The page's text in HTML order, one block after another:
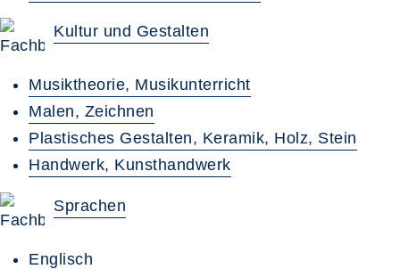
Kultur und Gestalten
Musiktheorie, Musikunterricht
Malen, Zeichnen
Plastisches Gestalten, Keramik, Holz, Stein
Handwerk, Kunsthandwerk
Sprachen
Englisch